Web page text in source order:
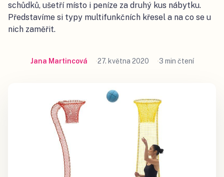
schůdků, ušetří místo i peníze za druhý kus nábytku.
Představíme si typy multifunkčních křesel a na co se u
nich zaměřit.
Jana Martincová 27. května 2020 3 min čtení